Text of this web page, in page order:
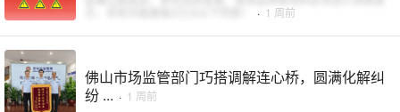
· 1 周前
佛山市场监管部门巧搭调解连心桥，圆满化解纠
纷 ... · 1 周前